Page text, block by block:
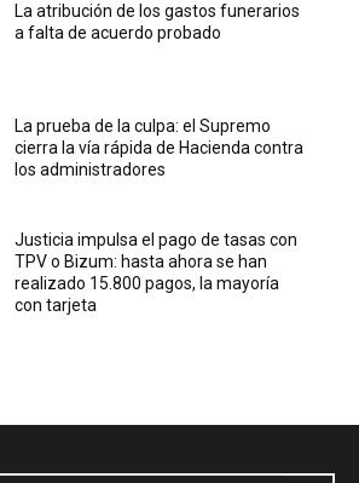
La atribución de los gastos funerarios
a falta de acuerdo probado
La prueba de la culpa: el Supremo
cierra la vía rápida de Hacienda contra
los administradores
Justicia impulsa el pago de tasas con
TPV o Bizum: hasta ahora se han
realizado 15.800 pagos, la mayoría
con tarjeta